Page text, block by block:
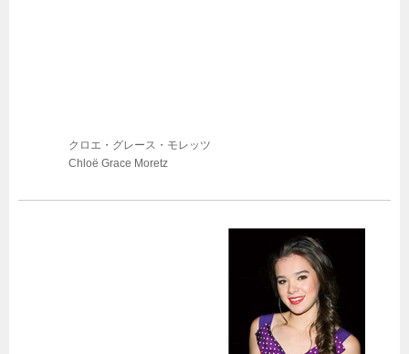
クロエ・グレース・モレッツ
Chloë Grace Moretz